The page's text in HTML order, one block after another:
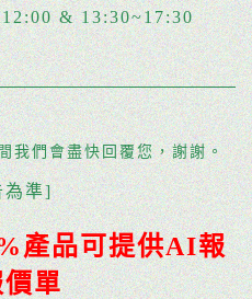
& 13:30~17:30
我們會盡快回覆您，謝謝。
為準]
產品可提供AI報
單